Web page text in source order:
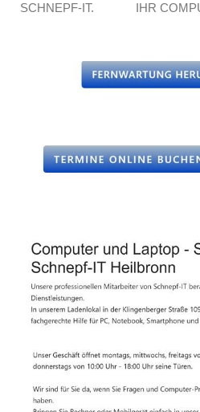
SCHNEPF-IT. IHR